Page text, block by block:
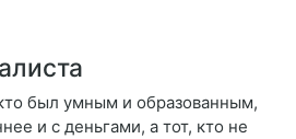
был умным и образованным,
и с деньгами, а тот, кто не